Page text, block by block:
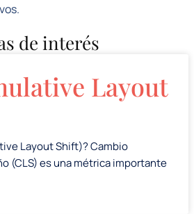
de interés
Layout
Layout Shift)? Cambio
(CLS) es una métrica importante